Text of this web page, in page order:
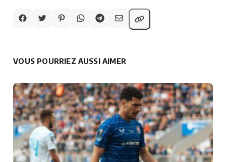
VOUS POURRIEZ AUSSI AIMER